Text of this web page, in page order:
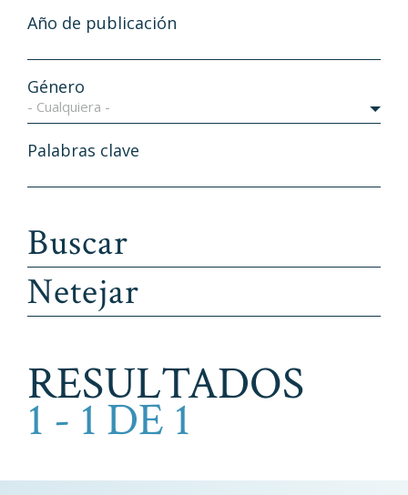
Año de publicación
Género
- Cualquiera -
Palabras clave
RESULTADOS
1 - 1 DE 1